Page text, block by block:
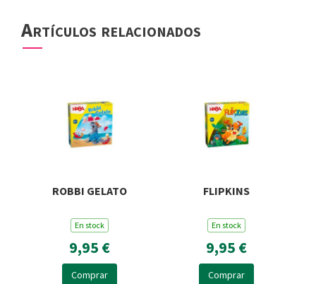
Artículos relacionados
ROBBI GELATO
En stock
9,95 €
Comprar
FLIPKINS
En stock
9,95 €
Comprar